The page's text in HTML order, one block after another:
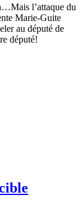
l’attaque du
Marie-Guite
au député de
député!